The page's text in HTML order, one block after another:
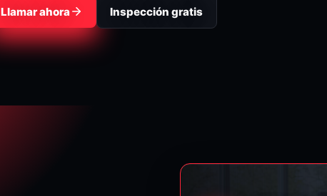
Llamar ahora Inspección gratis